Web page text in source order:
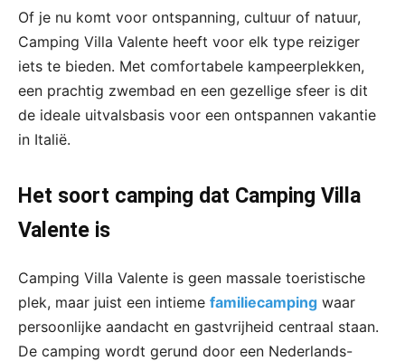
Of je nu komt voor ontspanning, cultuur of natuur,
Camping Villa Valente heeft voor elk type reiziger
iets te bieden. Met comfortabele kampeerplekken,
een prachtig zwembad en een gezellige sfeer is dit
de ideale uitvalsbasis voor een ontspannen vakantie
in Italië.
Het soort camping dat Camping Villa
Valente is
Camping Villa Valente is geen massale toeristische
plek, maar juist een intieme familiecamping waar
persoonlijke aandacht en gastvrijheid centraal staan.
De camping wordt gerund door een Nederlands-